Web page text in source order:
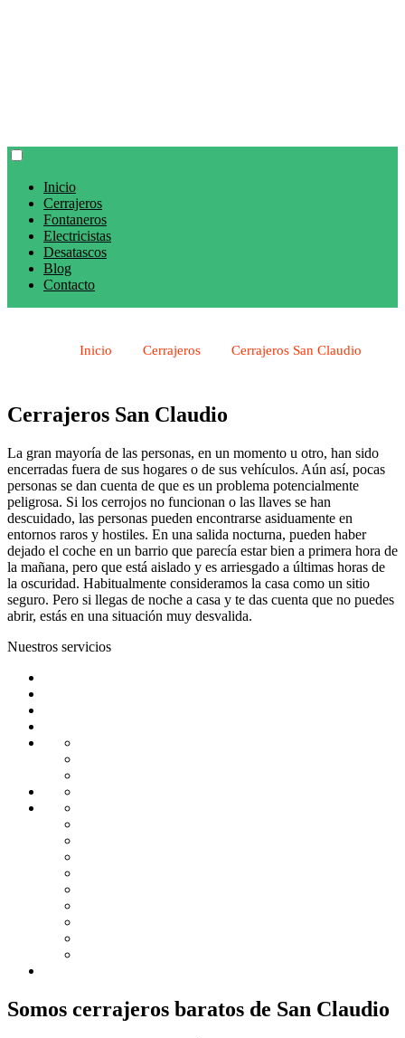
Inicio
Cerrajeros
Fontaneros
Electricistas
Desatascos
Blog
Contacto
Inicio Cerrajeros Cerrajeros San Claudio
Cerrajeros San Claudio
La gran mayoría de las personas, en un momento u otro, han sido
encerradas fuera de sus hogares o de sus vehículos. Aún así, pocas
personas se dan cuenta de que es un problema potencialmente
peligrosa. Si los cerrojos no funcionan o las llaves se han
descuidado, las personas pueden encontrarse asiduamente en
entornos raros y hostiles. En una salida nocturna, pueden haber
dejado el coche en un barrio que parecía estar bien a primera hora de
la mañana, pero que está aislado y es arriesgado a últimas horas de
la oscuridad. Habitualmente consideramos la casa como un sitio
seguro. Pero si llegas de noche a casa y te das cuenta que no puedes
abrir, estás en una situación muy desvalida.
Nuestros servicios
Somos cerrajeros baratos de San Claudio